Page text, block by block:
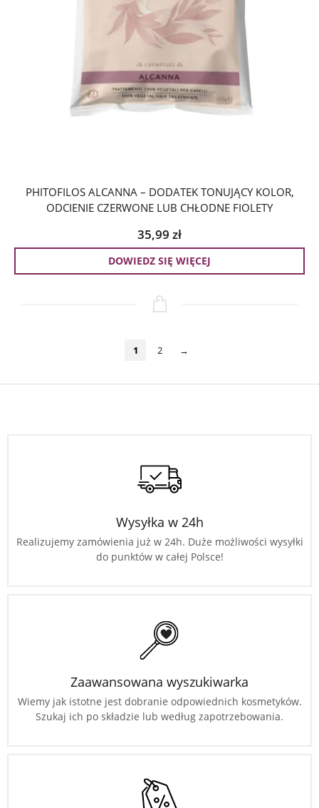
PHITOFILOS ALCANNA – DODATEK TONUJĄCY KOLOR,
ODCIENIE CZERWONE LUB CHŁODNE FIOLETY
35,99 zł
DOWIEDZ SIĘ WIĘCEJ
1 2 →
Wysyłka w 24h
Realizujemy zamówienia już w 24h. Duże możliwości wysyłki
do punktów w całej Polsce!
Zaawansowana wyszukiwarka
Wiemy jak istotne jest dobranie odpowiednich kosmetyków.
Szukaj ich po składzie lub według zapotrzebowania.